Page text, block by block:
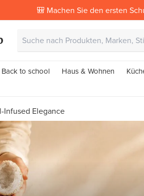
🎒 Machen Sie den ersten
Back to school Haus & Wohnen
Infused Elegance